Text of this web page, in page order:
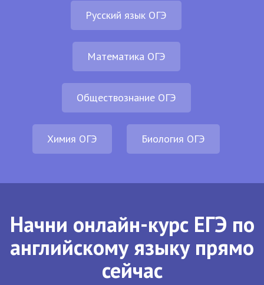
Русский язык ОГЭ
Математика ОГЭ
Обществознание ОГЭ
Химия ОГЭ Биология ОГЭ
Начни онлайн-курс ЕГЭ по
английскому языку прямо
сейчас